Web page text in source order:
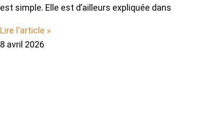
est simple. Elle est d’ailleurs expliquée dans
Lire l'article »
8 avril 2026